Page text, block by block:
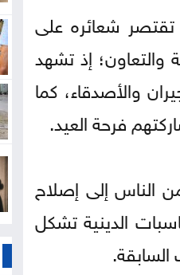
تقتصر شعائره على
والتعاون؛ إذ تشهد
والأصدقاء، كما
فرحة العيد.
الناس إلى إصلاح
الدينية تشكل